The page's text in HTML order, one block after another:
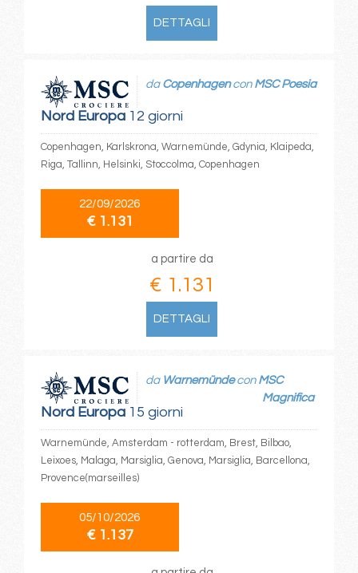
DETTAGLI
Nord Europa12 giorni
da Copenhagencon MSC Poesia
Copenhagen, Karlskrona, Warnemünde, Gdynia, Klaipeda,
Riga, Tallinn, Helsinki, Stoccolma, Copenhagen
22/09/2026
€ 1.131
a partire da
€ 1.131
DETTAGLI
Nord Europa15 giorni
da Warnemündecon MSC
Magnifica
Warnemünde, Amsterdam - rotterdam, Brest, Bilbao,
Leixoes, Malaga, Marsiglia, Genova, Marsiglia, Barcellona,
Provence(marseilles)
05/10/2026
€ 1.137